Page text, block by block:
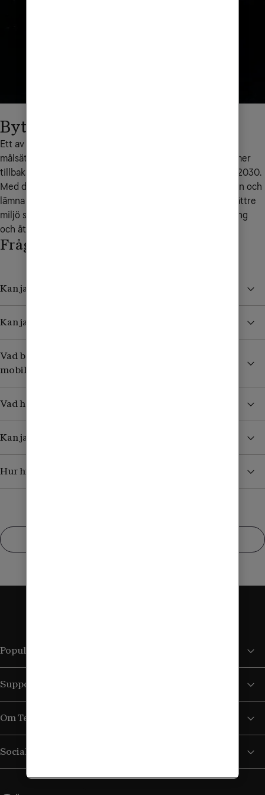
Byt in för miljön
Ett av våra mål handlar om cirkulär ekonomi med en
målsättning att en tredjedel av alla mobiler vi säljer kommer
tillbaka till oss för återvinning och återanvändning innan 2030.
Med det sagt - leta reda på dina gamla mobiler i byrålådan och
lämna in hos oss. På så sätt är du med och bidrar till en bättre
miljö samt hjälper oss att sätta nya riktlinjer för återtagning
och återvinning för alla telekombolag i världen.
Frågor och svar
Kan jag byta in vilken mobil som helst?
Kan jag byta in flera mobiler?
Vad behöver jag tänka på när jag byter in en gammal
mobil?
Vad händer med min gamla mobil?
Kan jag lämna in en mobil i en Tele2-butik?
Hur hittar jag mobilens IMEI-nummer?
Populära sidor
Support
Om Tele2
Sociala medier